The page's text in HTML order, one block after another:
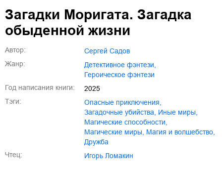
02.mp3 20:50
03.mp3
Загадки Моригата. Загадка
обыденной жизни
Автор:
Сергей Садов
Жанр:
детективное фэнтези
героическое фэнтези
Год написания книги:
2025
Тэги:
опасные приключения
загадочные убийства
иные миры
магические способности
магические миры
магия и волшебство
дружба
Чтец:
Игорь Ломакин